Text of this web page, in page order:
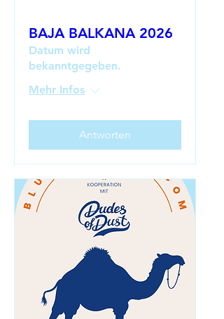
BAJA BALKANA 2026
Datum wird
bekanntgegeben.
Mehr Infos
Antworten